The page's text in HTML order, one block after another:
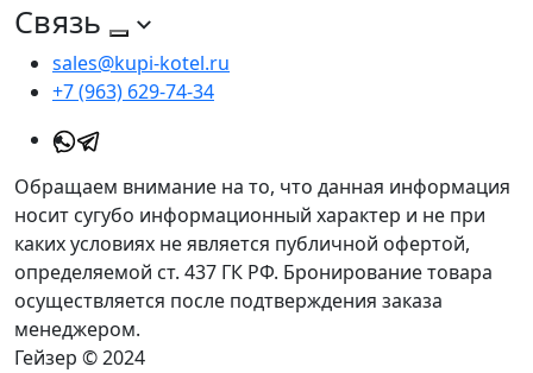
Связь
sales@kupi-kotel.ru
+7 (963) 629-74-34
Обращаем внимание на то, что данная информация
носит сугубо информационный характер и не при
каких условиях не является публичной офертой,
определяемой ст. 437 ГК РФ. Бронирование товара
осуществляется после подтверждения заказа
менеджером.
Гейзер © 2024